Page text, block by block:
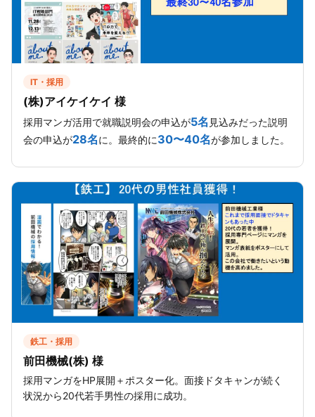
IT・採用
(株)アイケイケイ 様
採用マンガ活用で就職説明会の申込が5名 見込みだった説明
会の申込が28名に。最終的に30〜40名が参加しました。
鉄工・採用
前田機械(株) 様
採用マンガをHP展開＋ポスター化。面接ドタキャンが続く
状況から20代若手男性の採用に成功。